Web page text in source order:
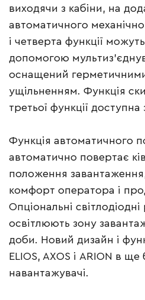
виходячи з кабіни, на
автоматичного
і четверта функції
допомогою
оснащений
ущільненням. Функція
третьої функції доступна
Функція автоматичного
автоматично повертає
положення
комфорт оператора і
Опціональні світлодіодні
освітлюють зону
доби. Новий дизайн і
ELIOS, AXOS і ARION в
навантажувачі.